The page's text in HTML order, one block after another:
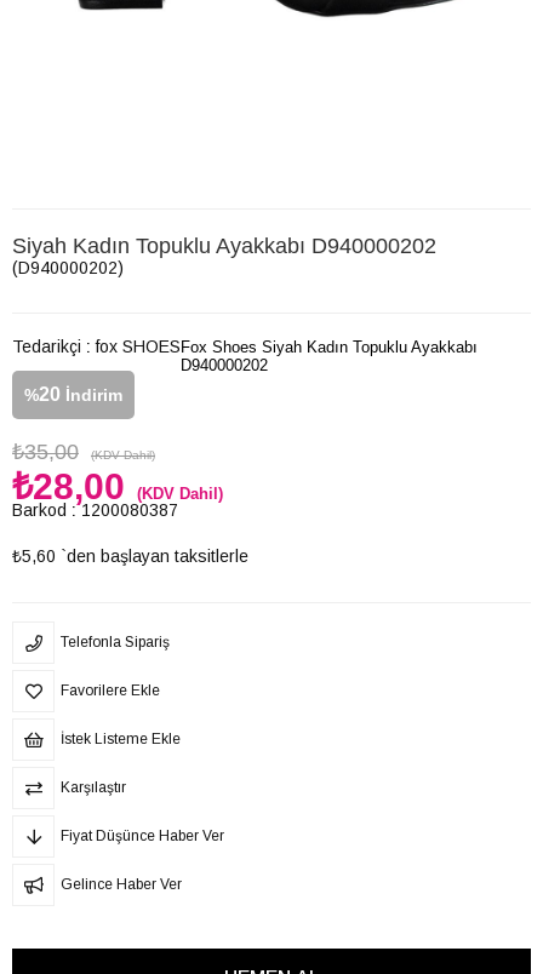
Siyah Kadın Topuklu Ayakkabı D940000202
(D940000202)
Tedarikçi : fox SHOES
%20 İndirim
₺35,00 (KDV Dahil)
₺28,00 (KDV Dahil)
Barkod : 1200080387
₺5,60 `den başlayan taksitlerle
Fox Shoes Siyah Kadın Topuklu Ayakkabı
D940000202
Telefonla Sipariş
Favorilere Ekle
İstek Listeme Ekle
Karşılaştır
Fiyat Düşünce Haber Ver
Gelince Haber Ver